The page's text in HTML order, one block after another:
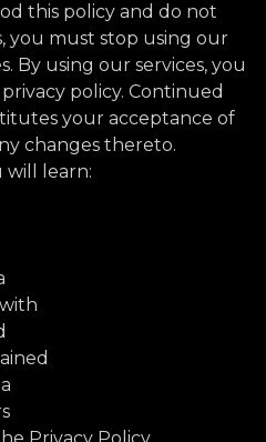
this policy and do not
you must stop using our
By using our services, you
policy. Continued
your acceptance of
changes thereto.
will learn: